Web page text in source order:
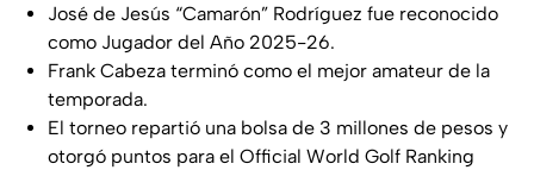
José de Jesús “Camarón” Rodríguez fue reconocido
como Jugador del Año 2025-26.
Frank Cabeza terminó como el mejor amateur de la
temporada.
El torneo repartió una bolsa de 3 millones de pesos y
otorgó puntos para el Official World Golf Ranking